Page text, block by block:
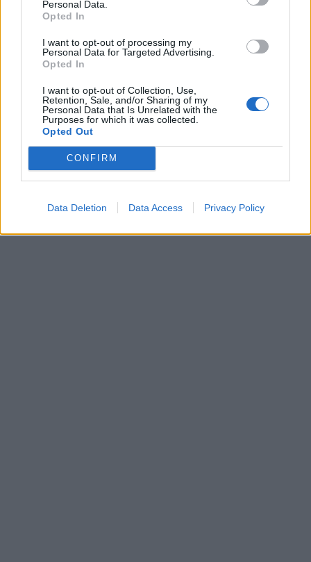
Personal Data.
Opted In
I want to opt-out of processing my
Personal Data for Targeted Advertising.
Opted In
I want to opt-out of Collection, Use,
Retention, Sale, and/or Sharing of my
Personal Data that Is Unrelated with the
Purposes for which it was collected.
Opted Out
CONFIRM
Data Deletion Data Access Privacy Policy
In evidenza